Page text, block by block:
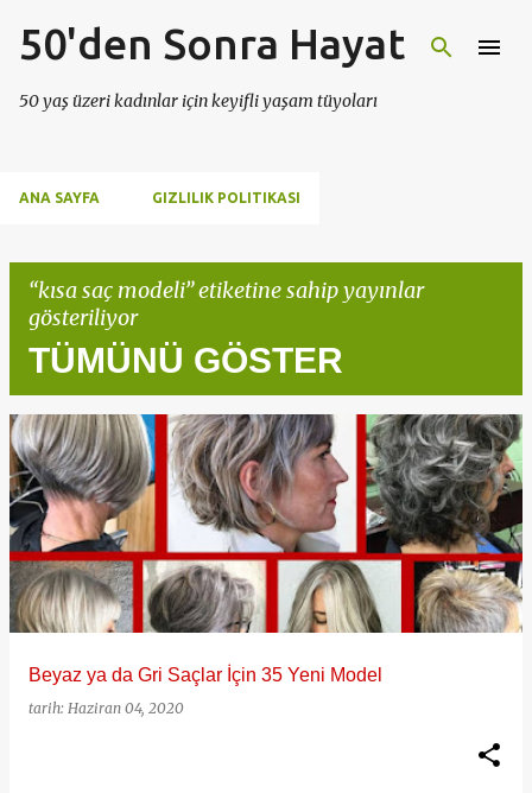
Ana içeriğe atla
50'den Sonra Hayat
50 yaş üzeri kadınlar için keyifli yaşam tüyoları
ANA SAYFA GIZLILIK POLITIKASI
kısa saç modeli etiketine sahip yayınlar
gösteriliyor
TÜMÜNÜ GÖSTER
K
a
y
t
Beyaz ya da Gri Saçlar İçin 35 Yeni Model
tarih: Haziran 04, 2020